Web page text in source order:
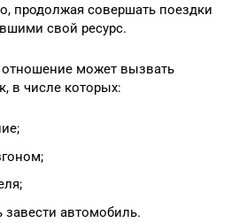
продолжая совершать поездки
свой ресурс.
может вызвать
в числе которых:
автомобиль.